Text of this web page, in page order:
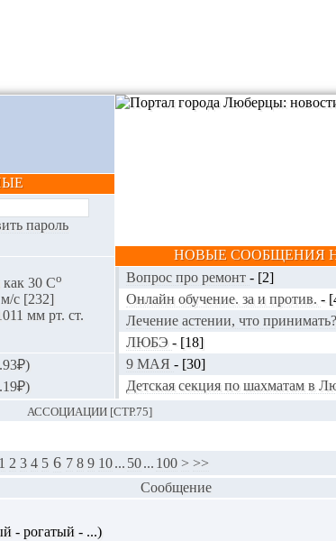
пароль
30 Сo
с [232]
мм рт. ст.
НОВЫЕ СООБЩЕНИЯ
Вопрос про ремонт - [2]
Онлайн обучение. за и против. -
Лечение астении, что принимать?
ЛЮБЭ - [18]
9 МАЯ - [30]
Детская секция по шахматам в
АССОЦИАЦИИ [СТР.75]
1 2 3 4 5 6 7 8 9 10... 50... 100 > >>
Сообщение
- рогатый - ...)